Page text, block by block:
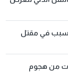
أتسبب في مقتل
من هجوم